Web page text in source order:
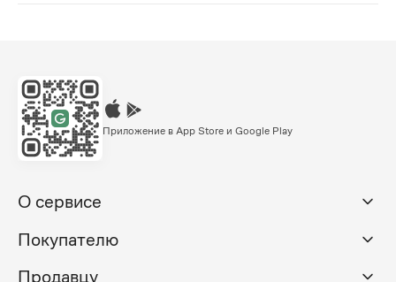
Приложение в App Store и Google Play
О сервисе
Покупателю
Продавцу